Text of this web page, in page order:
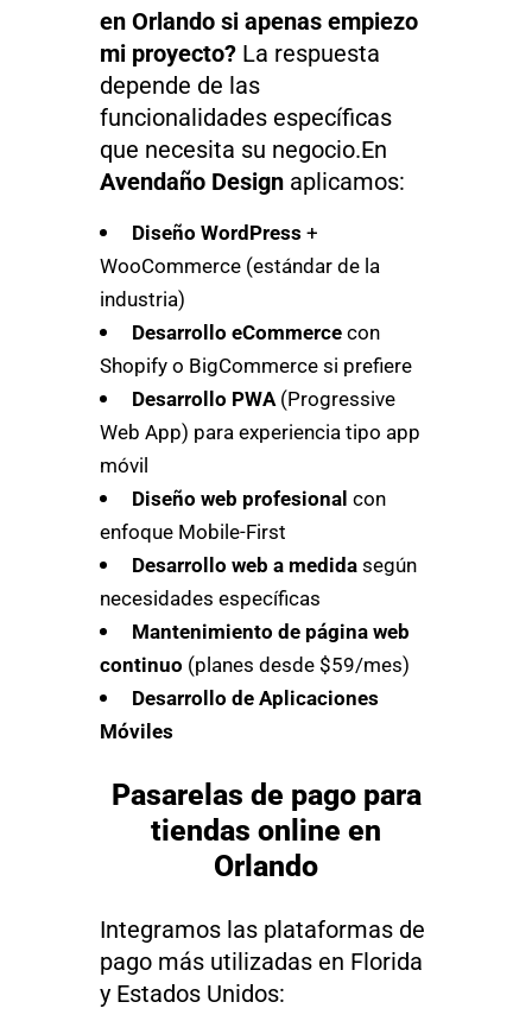
en Orlando si apenas empiezo
mi proyecto? La respuesta
depende de las
funcionalidades específicas
que necesita su negocio.En
Avendaño Design aplicamos:
Diseño WordPress +
WooCommerce (estándar de la
industria)
Desarrollo eCommerce con
Shopify o BigCommerce si prefiere
Desarrollo PWA (Progressive
Web App) para experiencia tipo app
móvil
Diseño web profesional con
enfoque Mobile-First
Desarrollo web a medida según
necesidades específicas
Mantenimiento de página web
continuo (planes desde $59/mes)
Desarrollo de Aplicaciones
Móviles
Pasarelas de pago para
tiendas online en
Orlando
Integramos las plataformas de
pago más utilizadas en Florida
y Estados Unidos: